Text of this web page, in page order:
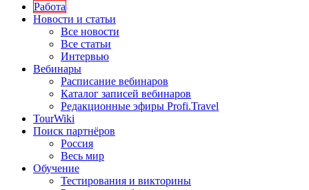
Работа
Новости и статьи
Все новости
Все статьи
Интервью
Вебинары
Расписание вебинаров
Каталог записей вебинаров
Редакционные эфиры Profi.Travel
TourWiki
Поиск партнёров
Россия
Весь мир
Обучение
Тестирования и викторины